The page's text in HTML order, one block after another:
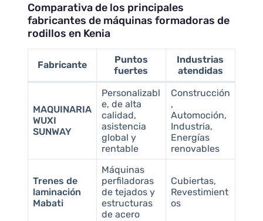
Comparativa de los principales
fabricantes de máquinas formadoras de
rodillos en Kenia
Fabricante
Puntos
fuertes
Industrias
atendidas
MAQUINARIA
WUXI
SUNWAY
Personalizabl
e, de alta
calidad,
asistencia
global y
rentable
Construcción
,
Automoción,
Industria,
Energías
renovables
Trenes de
laminación
Mabati
Máquinas
perfiladoras
de tejados y
estructuras
de acero
Cubiertas,
Revestimient
os